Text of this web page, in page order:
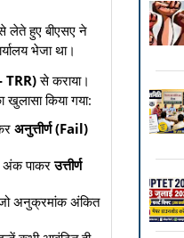
से लेते हुए बीएसए ने
भेजा था।
TRR)से कराया।
खुलासा किया गया:
अनुत्तीर्ण (Fail)
अंक पाकरउत्तीर्ण
जो अनुक्रमांक अंकित